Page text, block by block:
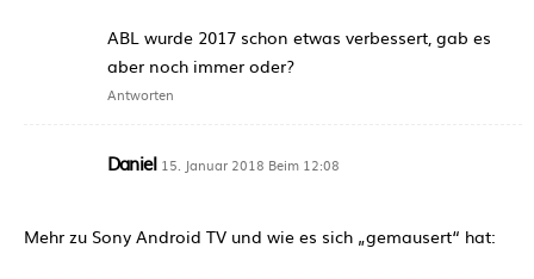
ABL wurde 2017 schon etwas verbessert, gab es
aber noch immer oder?
Antworten
Daniel 15. Januar 2018 Beim 12:08
Mehr zu Sony Android TV und wie es sich „gemausert“ hat: